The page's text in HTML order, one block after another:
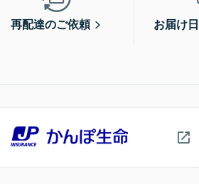
再配達のご依頼 お届け